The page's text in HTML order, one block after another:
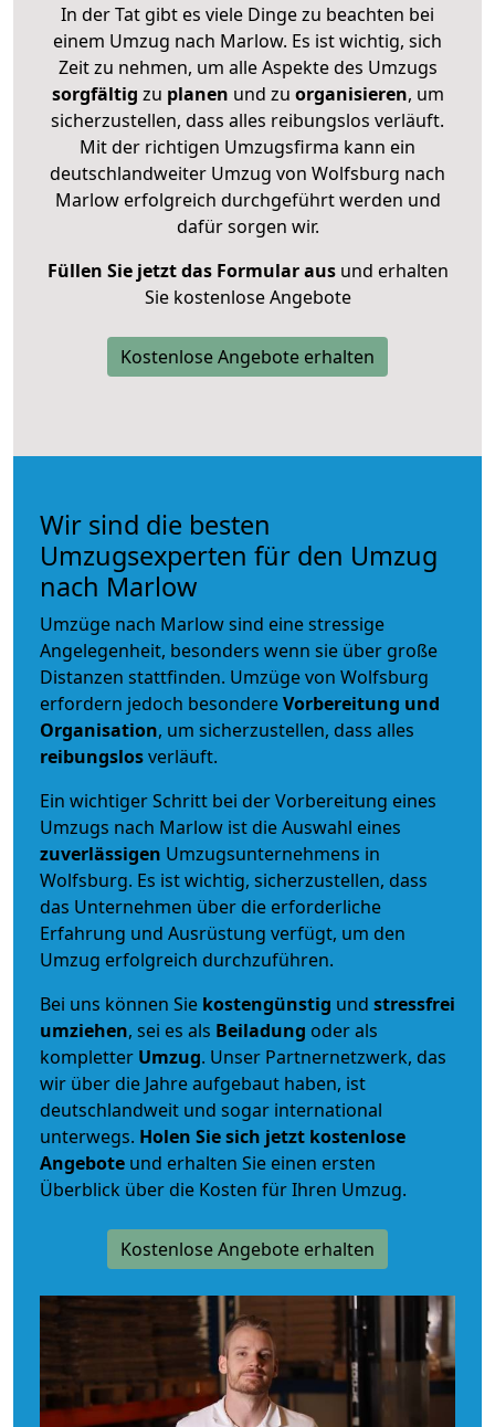
In der Tat gibt es viele Dinge zu beachten bei
einem Umzug nach Marlow. Es ist wichtig, sich
Zeit zu nehmen, um alle Aspekte des Umzugs
sorgfältig zu planen und zu organisieren, um
sicherzustellen, dass alles reibungslos verläuft.
Mit der richtigen Umzugsfirma kann ein
deutschlandweiter Umzug von Wolfsburg nach
Marlow erfolgreich durchgeführt werden und
dafür sorgen wir.
Füllen Sie jetzt das Formular ausund erhalten
Sie kostenlose Angebote
Kostenlose Angebote erhalten
Wir sind die besten
Umzugsexperten für den Umzug
nach Marlow
Umzüge nach Marlow sind eine stressige
Angelegenheit, besonders wenn sie über große
Distanzen stattfinden. Umzüge von Wolfsburg
erfordern jedoch besondereVorbereitung und
Organisation, um sicherzustellen, dass alles
reibungslosverläuft.
Ein wichtiger Schritt bei der Vorbereitung eines
Umzugs nach Marlow ist die Auswahl eines
zuverlässigen Umzugsunternehmens in
Wolfsburg. Es ist wichtig, sicherzustellen, dass
das Unternehmen über die erforderliche
Erfahrung und Ausrüstung verfügt, um den
Umzug erfolgreich durchzuführen.
Bei uns können Sie kostengünstig und stressfrei
umziehen, sei es als Beiladung oder als
kompletter Umzug. Unser Partnernetzwerk, das
wir über die Jahre aufgebaut haben, ist
deutschlandweit und sogar international
unterwegs. Holen Sie sich jetzt kostenlose
Angebote und erhalten Sie einen ersten
Überblick über die Kosten für Ihren Umzug.
Kostenlose Angebote erhalten